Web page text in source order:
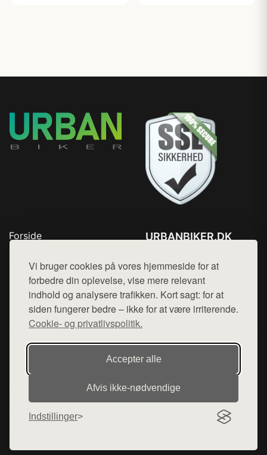
Vi bruger cookies på vores hjemmeside for at
forbedre din oplevelse, vise mere relevant
indhold og analysere trafikken. Kort sagt: for at
siden fungerer bedre – ikke for at være irriterende.
Cookie- og privatlivspolitik.
Accepter alle
Afvis ikke‑nødvendige
Indstillinger
Forside
Top Rabatter
Blog
Kontakt
URBANBIKER.DK
Mail: hej@want.dk
Cookie- og privatlivspolitik
Denne side er en del af want.dk, der udgiver en række
hjemmesider med præsentation af forskellige produkter fra
diverse webshops. Der sælges ikke varer fra denne side - vi
varerne på lager.